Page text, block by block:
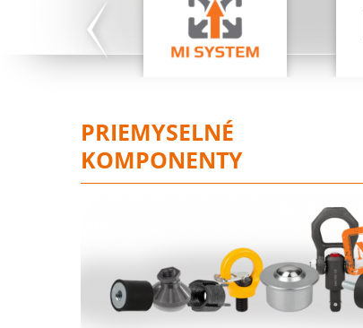
PRIEMYSELNÉ
KOMPONENTY